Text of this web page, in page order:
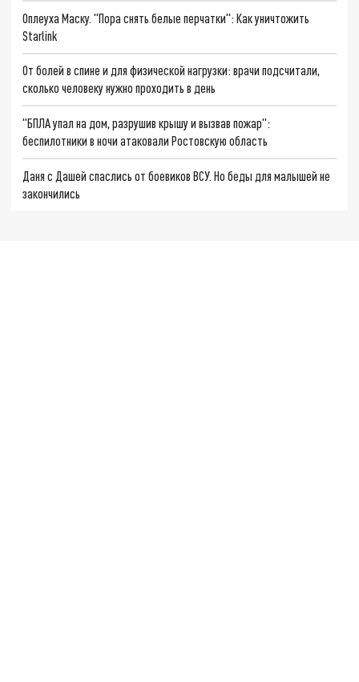
Оплеуха Маску. "Пора снять белые перчатки": Как уничтожить
Starlink
От болей в спине и для физической нагрузки: врачи подсчитали,
сколько человеку нужно проходить в день
"БПЛА упал на дом, разрушив крышу и вызвав пожар":
беспилотники в ночи атаковали Ростовскую область
Даня с Дашей спаслись от боевиков ВСУ. Но беды для малышей не
закончились